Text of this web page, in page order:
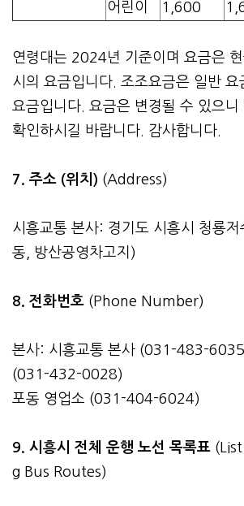
어린이 1,600
연령대는 2024년 기준이며 요금은 현
시의 요금입니다. 조조요금은 일반 요
요금입니다. 요금은 변경될 수 있으니
확인하시길 바랍니다. 감사합니다.
7. 주소 (위치) (Address)
시흥교통 본사: 경기도 시흥시 청룡
동, 방산공영차고지)
8. 전화번호 (Phone Number)
본사: 시흥교통 본사 (031-483-
(031-432-0028)
포동 영업소 (031-404-6024)
9. 시흥시 전체 운행 노선 목록표
g Bus Routes)